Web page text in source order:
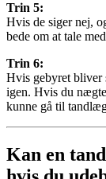
Trin 5:
Hvis de siger nej,
bede om at tale med
Trin 6:
Hvis gebyret bliver
igen. Hvis du
kunne gå til
Kan en